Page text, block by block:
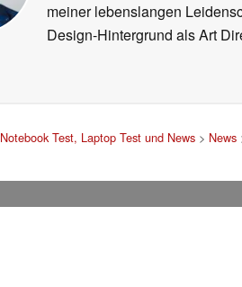
meiner lebenslangen
Design-Hintergrund als Art
Notebook Test, Laptop Test und News> News